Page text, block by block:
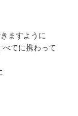
ますように
べてに携わって